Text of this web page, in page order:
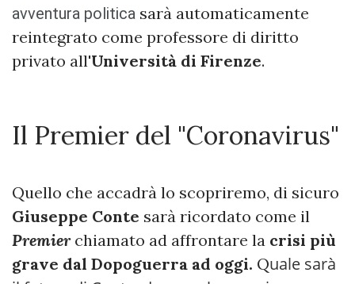
avventura politica sarà automaticamente
reintegrato come professore di diritto
privato all'Università di Firenze.
Il Premier del "Coronavirus"
Quello che accadrà lo scopriremo, di sicuro
Giuseppe Conte sarà ricordato come il
Premierchiamato ad affrontare la crisi più
grave dal Dopoguerra ad oggi. Quale sarà